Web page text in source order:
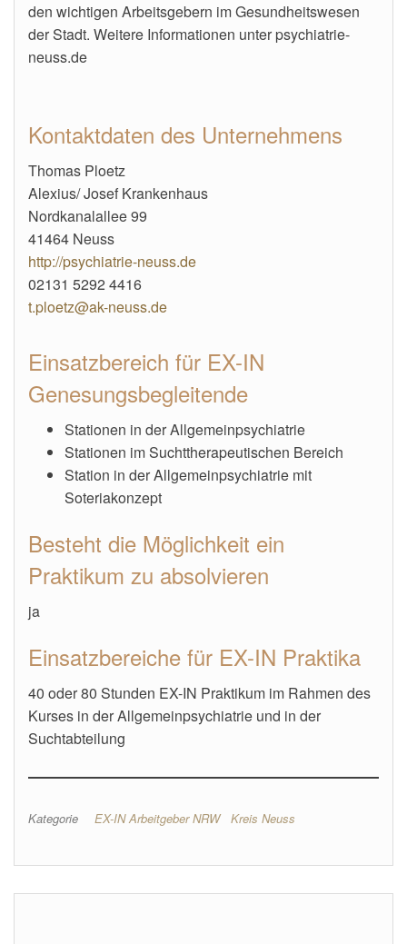
den wichtigen Arbeitsgebern im Gesundheitswesen
der Stadt. Weitere Informationen unter psychiatrie-
neuss.de
Kontaktdaten des Unternehmens
Thomas Ploetz
Alexius/ Josef Krankenhaus
Nordkanalallee 99
41464 Neuss
http://psychiatrie-neuss.de
02131 5292 4416
t.ploetz@ak-neuss.de
Einsatzbereich für EX-IN
Genesungsbegleitende
Stationen in der Allgemeinpsychiatrie
Stationen im Suchttherapeutischen Bereich
Station in der Allgemeinpsychiatrie mit
Soteriakonzept
Besteht die Möglichkeit ein
Praktikum zu absolvieren
ja
Einsatzbereiche für EX-IN Praktika
40 oder 80 Stunden EX-IN Praktikum im Rahmen des
Kurses in der Allgemeinpsychiatrie und in der
Suchtabteilung
Kategorie EX-IN Arbeitgeber NRW Kreis Neuss